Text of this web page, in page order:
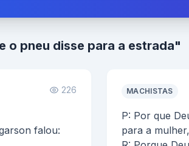
o pneu disse para a estrada"
226
falou:
MACHISTAS
P: Por que
para a